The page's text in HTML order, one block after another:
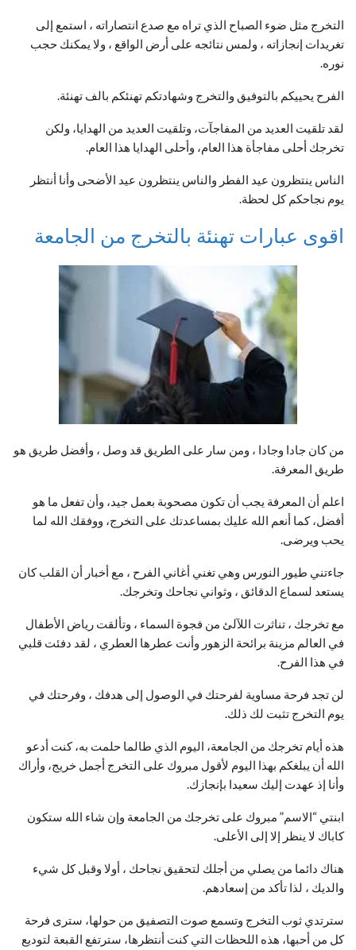
التخرج مثل ضوء الصباح الذي تراه مع صدع انتصاراته ، استمع إلى
تغريدات إنجازاته ، ولمس نتائجه على أرض الواقع ، ولا يمكنك حجب
نوره.
الفرح يحييكم بالتوفيق والتخرج وشهادتكم تهنئكم بالف تهنئة.
لقد تلقيت العديد من المفاجآت، وتلقيت العديد من الهدايا، ولكن
تخرجك أحلى مفاجأة هذا العام، وأحلى الهدايا هذا العام.
الناس ينتظرون عيد الفطر والناس ينتظرون عيد الأضحى وأنا أنتظر
يوم نجاحكم كل لحظة.
اقوى عبارات تهنئة بالتخرج من الجامعة
من كان جادا وجادا ، ومن سار على الطريق قد وصل ، وأفضل طريق هو
طريق المعرفة.
اعلم أن المعرفة يجب أن تكون مصحوبة بعمل جيد، وأن تفعل ما هو
أفضل، كما أنعم الله عليك بمساعدتك على التخرج، ووفقك الله لما
يحب ويرضى.
جاءتني طيور النورس وهي تغني أغاني الفرح ، مع أخبار أن القلب كان
يستعد لسماع الدقائق ، وثواني نجاحك وتخرجك.
مع تخرجك ، تناثرت اللآلئ من فجوة السماء ، وتألقت رياض الأطفال
في العالم مزينة برائحة الزهور وأنت عطرها العطري ، لقد دفئت قلبي
في هذا الفرح.
لن تجد فرحة مساوية لفرحتك في الوصول إلى هدفك ، وفرحتك في
يوم التخرج تثبت لك ذلك.
هذه أيام تخرجك من الجامعة، اليوم الذي طالما حلمت به، كنت أدعو
الله أن يبلغكم بهذا اليوم لأقول مبروك على التخرج أجمل خريج، وأراك
وأنا إذ عهدت إليك سعيدا بإنجازك.
ابنتي “الاسم” مبروك على تخرجك من الجامعة وإن شاء الله ستكون
كاباك لا ينظر إلا إلى الأعلى.
هناك دائما من يصلي من أجلك لتحقيق نجاحك ، أولا وقبل كل شيء
والديك ، لذا تأكد من إسعادهم.
سترتدي ثوب التخرج وتسمع صوت التصفيق من حولها، سترى فرحة
كل من أحبها، هذه اللحظات التي كنت أنتظرها، سترتفع القبعة لتوديع